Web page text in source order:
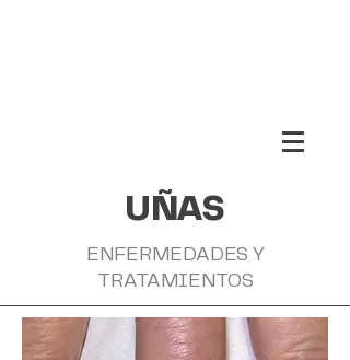
UÑAS
ENFERMEDADES Y
TRATAMIENTOS